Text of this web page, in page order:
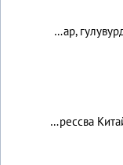
…ар,
…рессва